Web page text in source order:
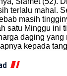
terlalu mahal.
masih
satu Minggu ini
daging
kepada